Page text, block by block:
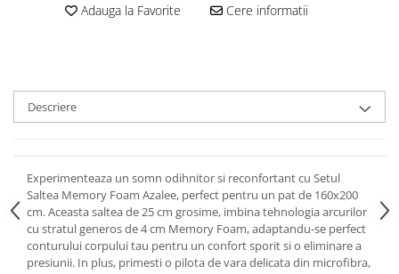
Adauga la Favorite Cere informatii
Descriere
Experimenteaza un somn odihnitor si reconfortant cu Setul
Saltea Memory Foam Azalee, perfect pentru un pat de 160x200
cm. Aceasta saltea de 25 cm grosime, imbina tehnologia arcurilor
cu stratul generos de 4 cm Memory Foam, adaptandu-se perfect
conturului corpului tau pentru un confort sporit si o eliminare a
presiunii. In plus, primesti o pilota de vara delicata din microfibra,